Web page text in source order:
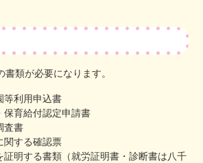
類が必要になります。
等利用申込書
保育給付認定申請書
査書
関する確認票
証明する書類（就労証明書・診断書は八千